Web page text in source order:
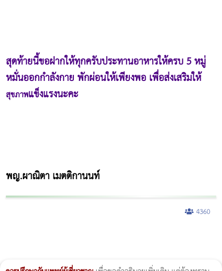
สุดท้ายนี้ขอฝากให้ทุกครับประทานอาหารให้ครบ 5 หมู่
หมั่นออกกำลังกาย พักผ่อนให้เพียงพอ เพื่อส่งเสริมให้
สุขภาพแข็งแรงนะคะ
พญ.ผาณิตา เมตติกานนท์
4360